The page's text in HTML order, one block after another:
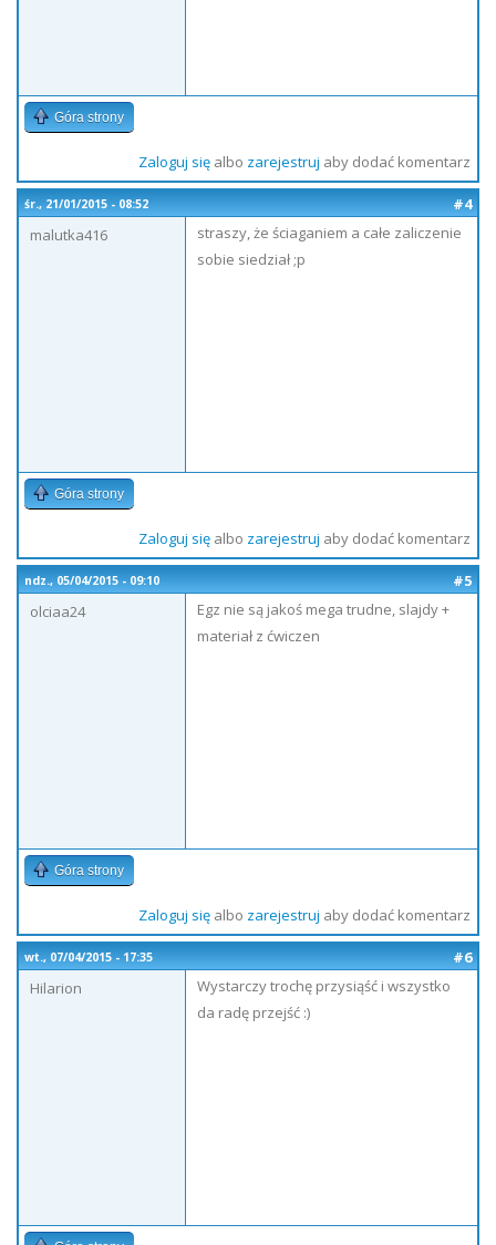
Góra strony
Zaloguj sięalbo zarejestruj aby dodać komentarz
śr., 21/01/2015 - 08:52
#4
malutka416
straszy, że ściaganiem a całe zaliczenie
sobie siedział ;p
Góra strony
Zaloguj sięalbo zarejestruj aby dodać komentarz
ndz., 05/04/2015 - 09:10
#5
olciaa24
Egz nie są jakoś mega trudne, slajdy +
materiał z ćwiczen
Góra strony
Zaloguj sięalbo zarejestruj aby dodać komentarz
wt., 07/04/2015 - 17:35
#6
Hilarion
Wystarczy trochę przysiąść i wszystko
da radę przejść :)